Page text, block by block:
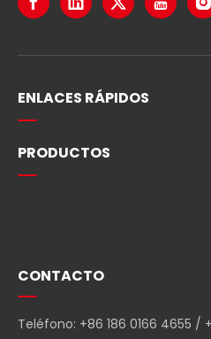
ENLACES RÁPIDOS
PRODUCTOS
CONTACTO
Teléfono: +86 186 0166 4655 /